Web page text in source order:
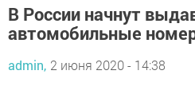
В России начнут
автомобильные
admin, 2 июня 2020 - 14:38